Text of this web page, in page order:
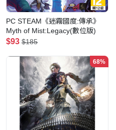
PC STEAM《迷霧國度:傳承》
Myth of Mist:Legacy(數位版)
$93 $185
68%